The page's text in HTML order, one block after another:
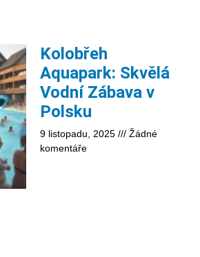
Kolobřeh
Aquapark: Skvělá
Vodní Zábava v
Polsku
9 listopadu, 2025
Žádné
komentáře